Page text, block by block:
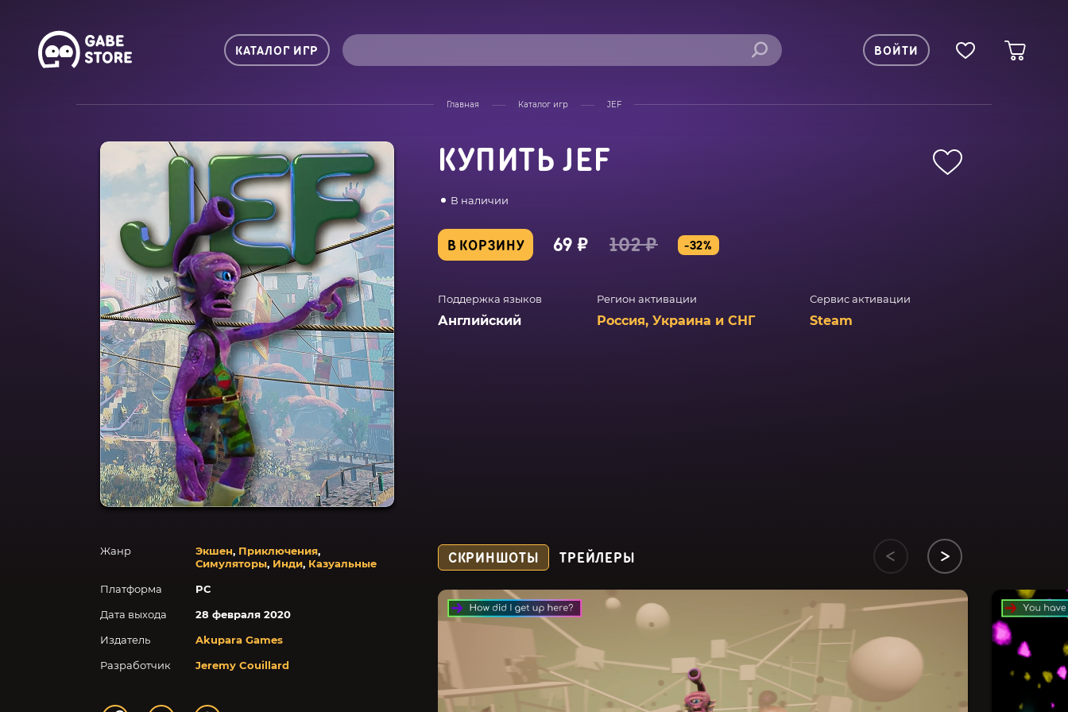
КАТАЛОГ ИГР ВОЙТИ
Главная Каталог игр JEF
КУПИТЬ JEF
В наличии
В КОРЗИНУ 69 ₽ 102 ₽ -32%
Поддержка языков
Английский
Регион активации
Россия, Украина и СНГ
Сервис активации
Steam
Жанр Экшен, Приключения,
Симуляторы, Инди, Казуальные
Платформа
PC
Дата выхода
28 февраля 2020
Издатель
Akupara Games
Разработчик
Jeremy Couillard
СКРИНШОТЫ ТРЕЙЛЕРЫ